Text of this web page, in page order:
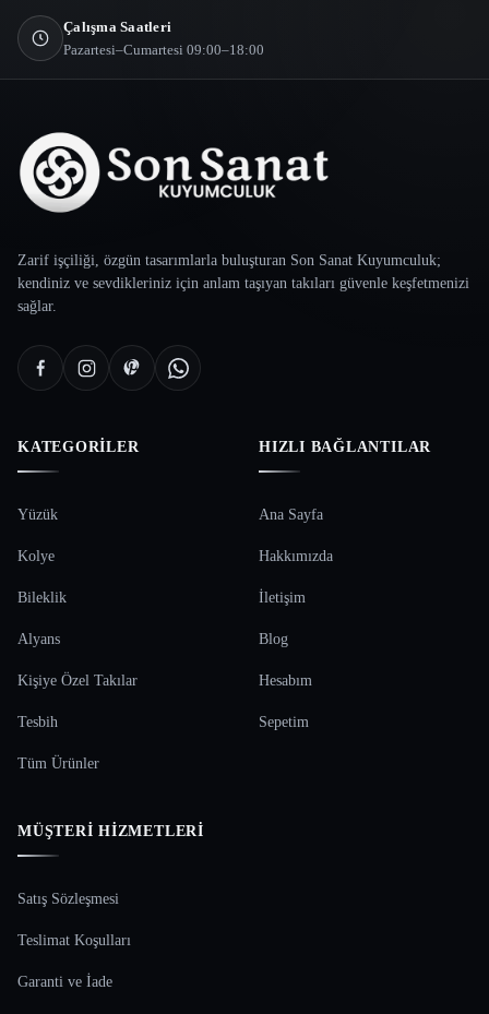
Çalışma Saatleri
Pazartesi–Cumartesi 09:00–18:00
Zarif işçiliği, özgün tasarımlarla buluşturan Son Sanat Kuyumculuk;
kendiniz ve sevdikleriniz için anlam taşıyan takıları güvenle keşfetmenizi
sağlar.
KATEGORILER
Yüzük
Kolye
Bileklik
Alyans
Kişiye Özel Takılar
Tesbih
Tüm Ürünler
HIZLI BAĞLANTILAR
Ana Sayfa
Hakkımızda
İletişim
Blog
Hesabım
Sepetim
MÜŞTERI HIZMETLERI
Satış Sözleşmesi
Teslimat Koşulları
Garanti ve İade